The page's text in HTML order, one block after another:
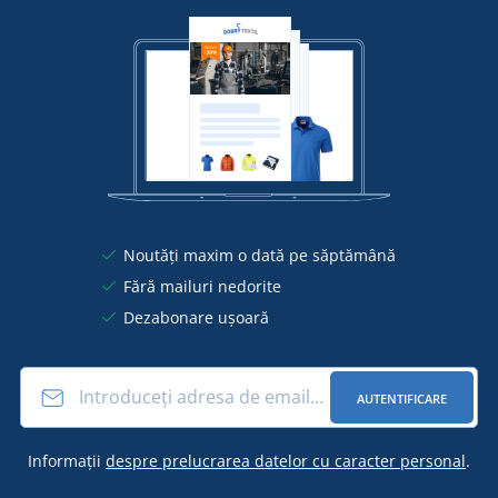
Noutăți maxim o dată pe săptămână
Fără mailuri nedorite
Dezabonare ușoară
AUTENTIFICARE
Informații despre prelucrarea datelor cu caracter personal.